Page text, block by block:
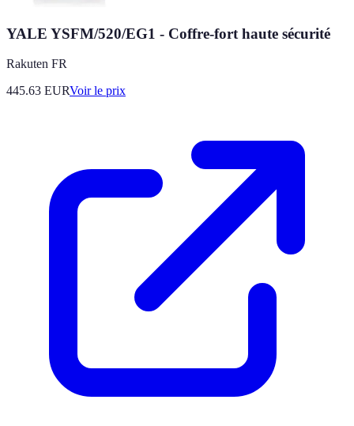
YALE YSFM/520/EG1 - Coffre-fort haute sécurité
Rakuten FR
445.63 EURVoir le prix